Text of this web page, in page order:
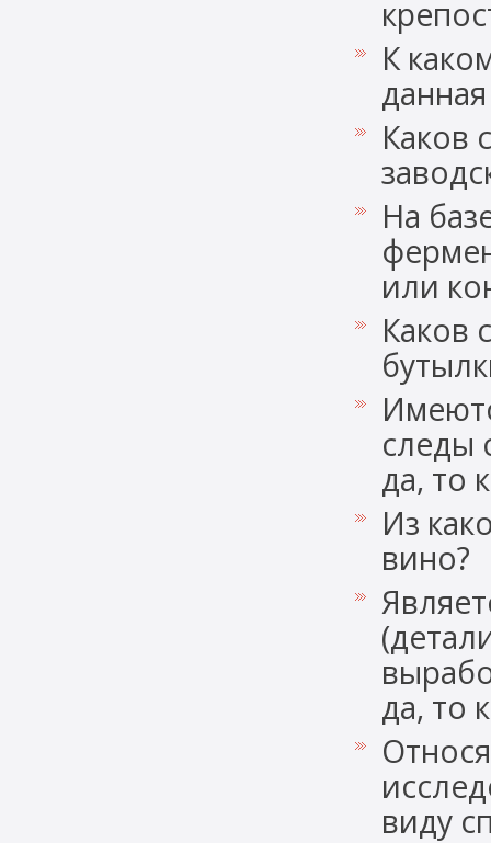
К
Каков
На
или
Каков
следы
да, то
Из
вино?
да, то
виду